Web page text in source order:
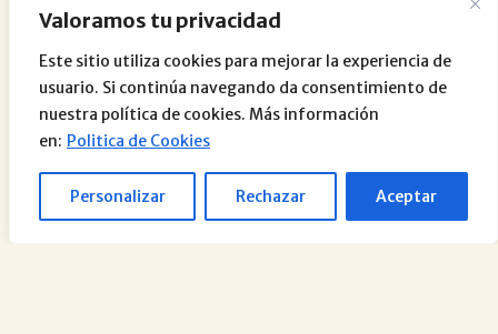
Valoramos tu privacidad
Este sitio utiliza cookies para mejorar la experiencia de
usuario. Si continúa navegando da consentimiento de
nuestra política de cookies. Más información
en: Politica de Cookies
Personalizar Rechazar Aceptar
Los comentarios están cerrados.